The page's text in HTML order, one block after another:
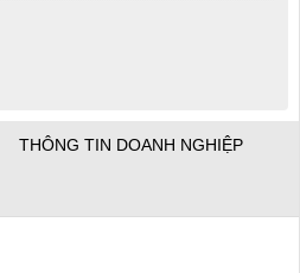
THÔNG TIN DOANH NGHIỆP